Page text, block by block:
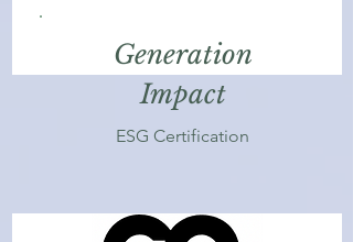
Generation
Impact
ESG Certification